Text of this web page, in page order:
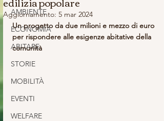
AMBIENTE
ECONOMIA
ABITARE
STORIE
MOBILITÀ
EVENTI
WELFARE
Aggiornamento: 5 mar 2024
Un progetto da due milioni e mezzo di euro
per rispondere alle esigenze abitative della
comunità